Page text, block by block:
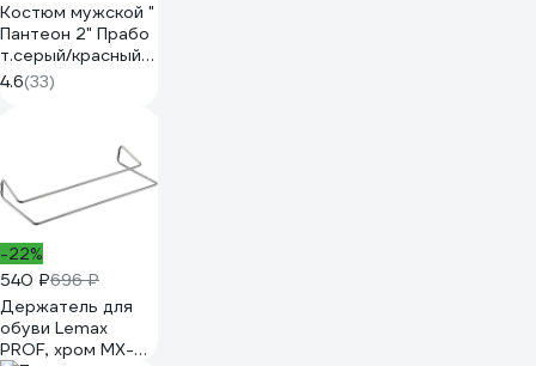
Костюм мужской "
Пантеон 2" Прабо
т.серый/красный
р-р 48-50/170-
176 13565
4.6(33)
-22%
540 ₽696 ₽
Держатель для
обуви Lemax
PROF, хром MX-